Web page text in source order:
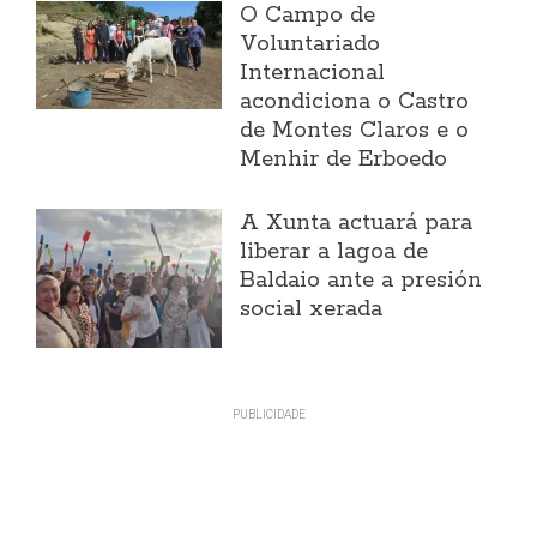
O Campo de
Voluntariado
Internacional
acondiciona o Castro
de Montes Claros e o
Menhir de Erboedo
A Xunta actuará para
liberar a lagoa de
Baldaio ante a presión
social xerada